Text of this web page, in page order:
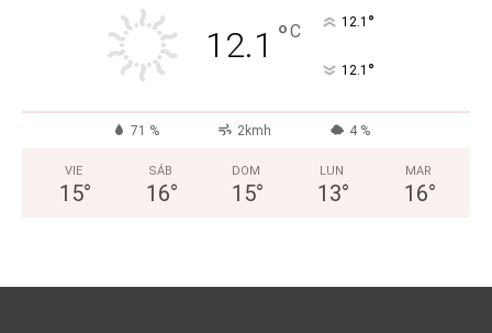
12.1 °C 12.1 °
12.1 °
71 % 2kmh 4 %
VIE
15°
SÁB
16°
DOM
15°
LUN
13°
MAR
16°